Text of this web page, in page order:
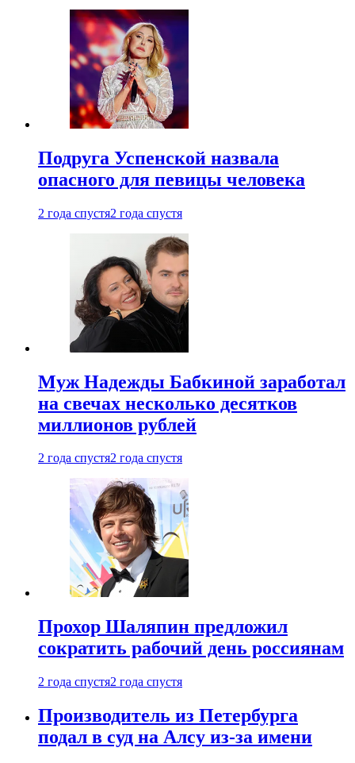
Подруга Успенской назвала
опасного для певицы человека
2 года спустя2 года спустя
Муж Надежды Бабкиной заработал
на свечах несколько десятков
миллионов рублей
2 года спустя2 года спустя
Прохор Шаляпин предложил
сократить рабочий день россиянам
2 года спустя2 года спустя
Производитель из Петербурга
подал в суд на Алсу из-за имени